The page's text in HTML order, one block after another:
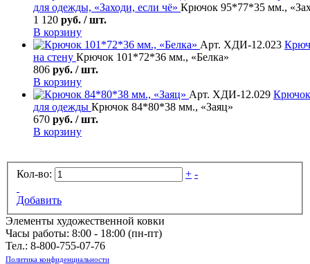
для одежды, «Заходи, если чё» Крючок 95*77*35 мм.,
1 120 руб. / шт.
В корзину
Арт. ХДИ-12.023
на стену Крючок 101*72*36 мм., «Белка»
806 руб. / шт.
В корзину
Арт. ХДИ-12.029
для одежды Крючок 84*80*38 мм., «Заяц»
670 руб. / шт.
В корзину
Кол-во: + -
Добавить
Элементы художественной ковки
Часы работы: 8:00 - 18:00 (пн-пт)
Тел.: 8-800-755-07-76
Политика конфиденциальности